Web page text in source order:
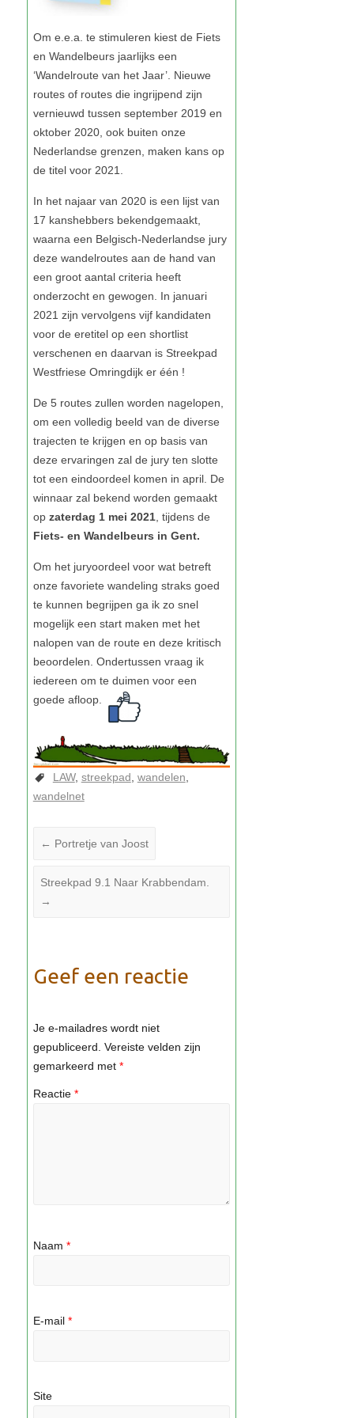
zaterdag 1 mei 2021
Fiets- en Wandelbeurs in Gent.
LAW streekpad wandelen
wandelnet
← Portretje van Joost
Streekpad 9.1 Naar Krabbendam.
→
Geef een reactie
Je e-mailadres wordt niet
gepubliceerd. Vereiste velden zijn
gemarkeerd met *
Reactie *
Naam *
E-mail *
Site